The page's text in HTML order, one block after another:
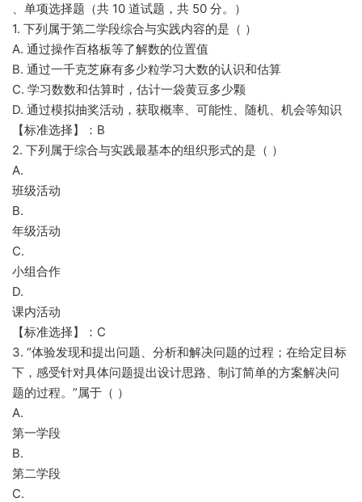
、单项选择题（共 10 道试题，共 50 分。）
1. 下列属于第二学段综合与实践内容的是（ ）
A. 通过操作百格板等了解数的位置值
B. 通过一千克芝麻有多少粒学习大数的认识和估算
C. 学习数数和估算时，估计一袋黄豆多少颗
D. 通过模拟抽奖活动，获取概率、可能性、随机、机会等知识
【标准选择】：B
2. 下列属于综合与实践最基本的组织形式的是（ ）
A.
班级活动
B.
年级活动
C.
小组合作
D.
课内活动
【标准选择】：C
3. “体验发现和提出问题、分析和解决问题的过程；在给定目标
下，感受针对具体问题提出设计思路、制订简单的方案解决问
题的过程。”属于（ ）
A.
第一学段
B.
第二学段
C.